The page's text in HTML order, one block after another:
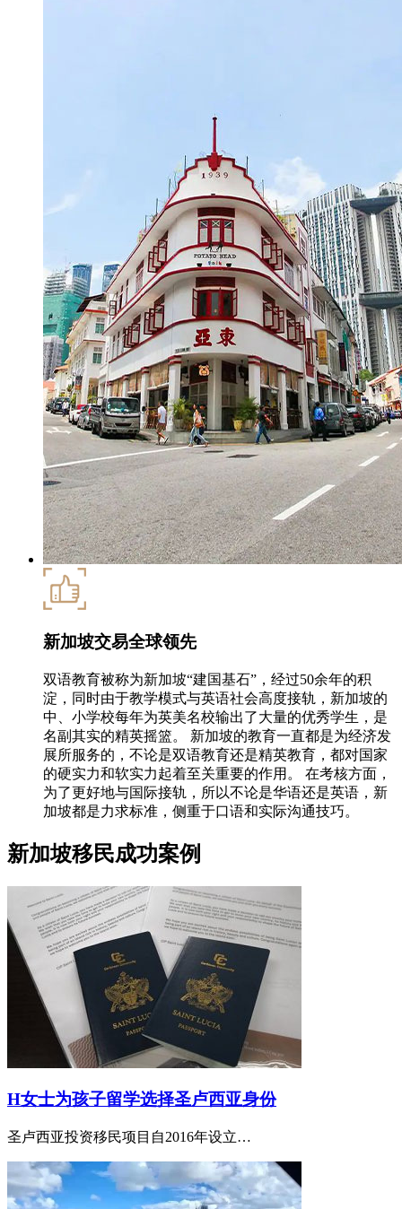
新加坡交易全球领先
双语教育被称为新加坡“建国基石”，经过50余年的积
淀，同时由于教学模式与英语社会高度接轨，新加坡的
中、小学校每年为英美名校输出了大量的优秀学生，是
名副其实的精英摇篮。 新加坡的教育一直都是为经济发
展所服务的，不论是双语教育还是精英教育，都对国家
的硬实力和软实力起着至关重要的作用。 在考核方面，
为了更好地与国际接轨，所以不论是华语还是英语，新
加坡都是力求标准，侧重于口语和实际沟通技巧。
新加坡移民成功案例
H女士为孩子留学选择圣卢西亚身份
圣卢西亚投资移民项目自2016年设立…